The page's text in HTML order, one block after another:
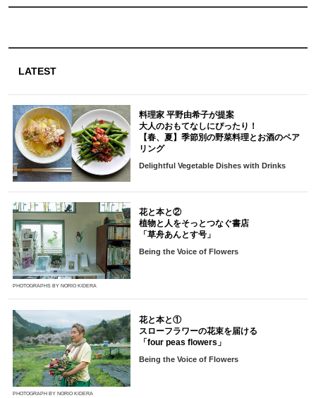
LATEST
料理家 平野由希子が提案
大人のおもてなしにぴったり！
【春、夏】季節別の野菜料理とお酒のペア
リング
Delightful Vegetable Dishes with Drinks
PHOTOGRAPHS BY NORIO KIDERA
花と本と②
植物と人をそっとつなぐ書店
「草舟あんとす号」
Being the Voice of Flowers
PHOTOGRAPH BY NORIO KIDERA
花と本と①
スローフラワーの花束を届ける
「four peas flowers」
Being the Voice of Flowers